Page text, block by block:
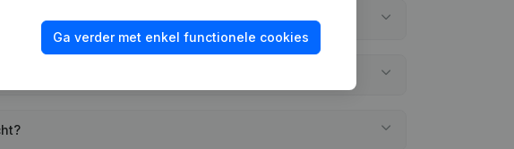
Ga verder met enkel functionele cookies